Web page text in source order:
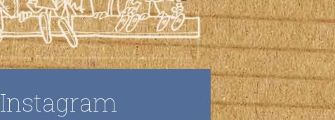
Instagram